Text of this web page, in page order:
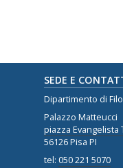
SEDE E
Dipartimento di
Palazzo Matteucci
piazza Evangelista
56126 Pisa PI
tel: 050 221 5070